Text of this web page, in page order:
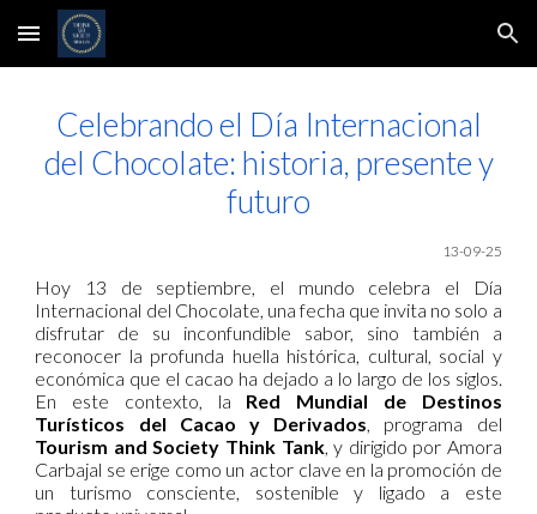
Skip to main content Skip to navigation
Celebrando el Día Internacional
del Chocolate: historia, presente y
futuro
13-09-25
Hoy 13 de septiembre, el mundo celebra el Día
Internacional del Chocolate, una fecha que invita no solo a
disfrutar de su inconfundible sabor, sino también a
reconocer la profunda huella histórica, cultural, social y
económica que el cacao ha dejado a lo largo de los siglos.
En este contexto, la Red Mundial de Destinos
Turísticos del Cacao y Derivados, programa del
Tourism and Society Think Tank, y dirigido por Amora
Carbajal se erige como un actor clave en la promoción de
un turismo consciente, sostenible y ligado a este